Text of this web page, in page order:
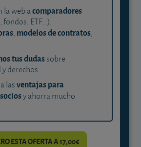
la web acomparadores
fondos, ETF...),
, modelos de contratos,
tus dudassobre
derechos.
lasventajas para
y ahorra mucho
ESTA OFERTA A 17,00€